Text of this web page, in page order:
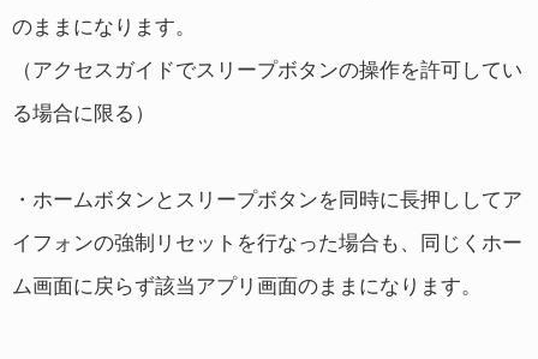
のままになります。
（アクセスガイドでスリープボタンの操作を許可してい
る場合に限る）
・ホームボタンとスリープボタンを同時に長押ししてア
イフォンの強制リセットを行なった場合も、同じくホー
ム画面に戻らず該当アプリ画面のままになります。